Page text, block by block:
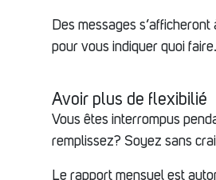
Des messages
pour vous indiquer quoi faire.
Avoir plus de flexibilié
Vous êtes interrompus
remplissez? Soyez sans
Le rapport mensuel est